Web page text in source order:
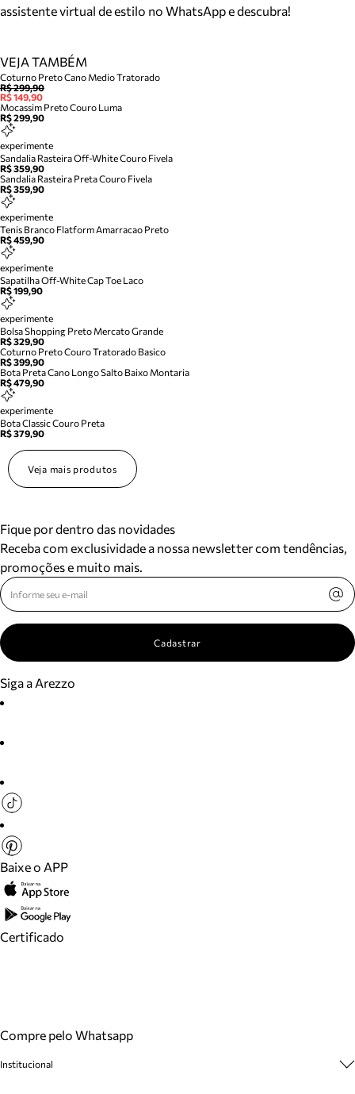
assistente virtual de estilo no WhatsApp e descubra!
VEJA TAMBÉM
Coturno Preto Cano Medio Tratorado
R$ 299,90
R$ 149,90
Mocassim Preto Couro Luma
R$ 299,90
experimente
Sandalia Rasteira Off-White Couro Fivela
R$ 359,90
Sandalia Rasteira Preta Couro Fivela
R$ 359,90
experimente
Tenis Branco Flatform Amarracao Preto
R$ 459,90
experimente
Sapatilha Off-White Cap Toe Laco
R$ 199,90
experimente
Bolsa Shopping Preto Mercato Grande
R$ 329,90
Coturno Preto Couro Tratorado Basico
R$ 399,90
Bota Preta Cano Longo Salto Baixo Montaria
R$ 479,90
experimente
Bota Classic Couro Preta
R$ 379,90
Veja mais produtos
Fique por dentro das novidades
Receba com exclusividade a nossa newsletter com tendências,
promoções e muito mais.
Cadastrar
Siga a Arezzo
Baixe o APP
Certificado
Compre pelo Whatsapp
Institucional